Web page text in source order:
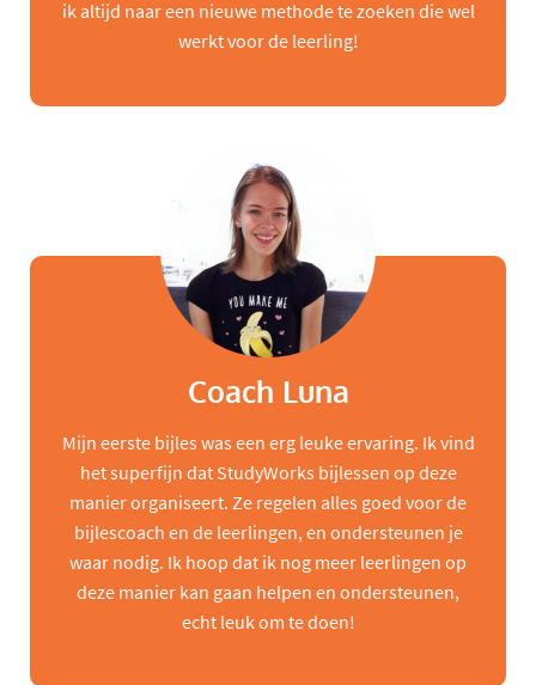
ik altijd naar een nieuwe methode te zoeken die wel
werkt voor de leerling!
Coach Luna
Mijn eerste bijles was een erg leuke ervaring. Ik vind
het superfijn dat StudyWorks bijlessen op deze
manier organiseert. Ze regelen alles goed voor de
bijlescoach en de leerlingen, en ondersteunen je
waar nodig. Ik hoop dat ik nog meer leerlingen op
deze manier kan gaan helpen en ondersteunen,
echt leuk om te doen!